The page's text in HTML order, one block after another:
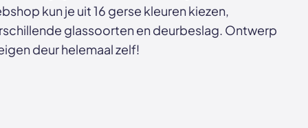
kun je uit 16 gerse kleuren kiezen,
glassoorten en deurbeslag. Ontwerp
deur helemaal zelf!